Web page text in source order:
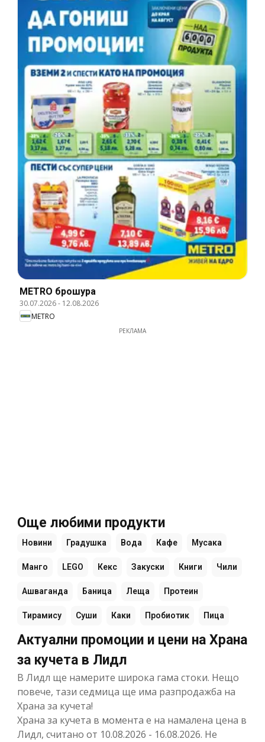
METRO брошура
30.07.2026- 12.08.2026
METRO
РЕКЛАМА
Още любими продукти
Новини Градушка Вода Кафе Мусака
Манго LEGO Кекс Закуски Книги Чили
Ашваганда Баница Леща Протеин
Тирамису Суши Каки Пробиотик Пица
Актуални промоции и цени на Храна
за кучета в Лидл
В Лидл ще намерите широка гама стоки. Нещо
повече, тази седмица ще има разпродажба на
Храна за кучета!
Храна за кучета в момента е на намалена цена в
Лидл, считано от 10.08.2026 - 16.08.2026. Не